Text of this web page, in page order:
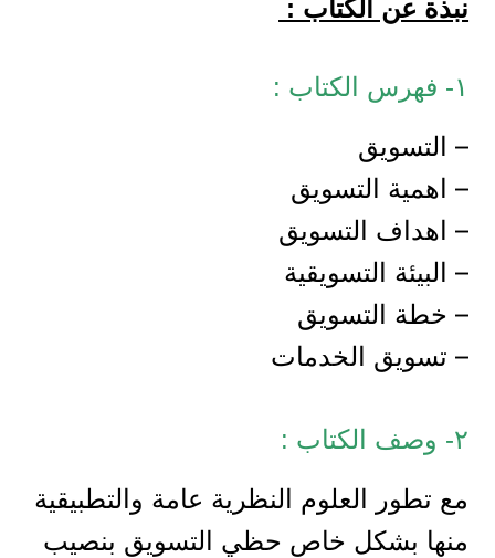
نبذة عن الكتاب :
١- فهرس الكتاب :
– التسويق
– اهمية التسويق
– اهداف التسويق
– البيئة التسويقية
– خطة التسويق
– تسويق الخدمات
٢- وصف الكتاب :
مع تطور العلوم النظرية عامة والتطبيقية
منها بشكل خاص حظي التسويق بنصيب